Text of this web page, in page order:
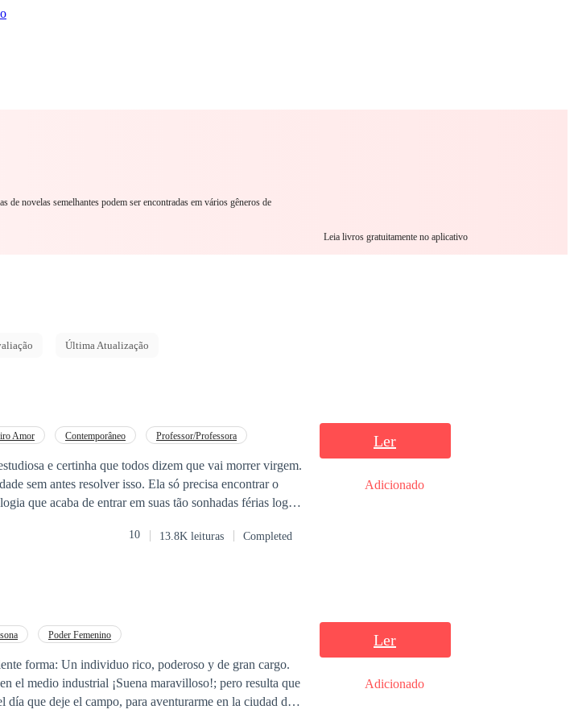
novelas semelhantes podem ser encontradas em vários gêneros de
Leia livros gratuitamente no aplicativo
Última Atualização
Amor Contemporâneo
Professor/Professora
e certinha que todos dizem que vai morrer virgem.
sem antes resolver isso. Ela só precisa encontrar o
no mínimo irrecusável a Thomas.
10 13.8K leituras Completed
Ler
Adicionado
Poder Femenino
forma: Un individuo rico, poderoso y de gran cargo.
el medio industrial ¡Suena maravilloso!; pero resulta que
que deje el campo, para aventurarme en la ciudad de
Ler
Adicionado